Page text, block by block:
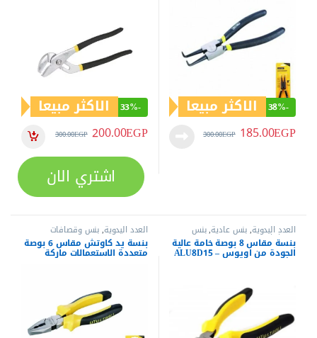
-
38% الاكثر مبيعا
185.00EGP
300.00EGP
-
33% الاكثر مبيعا
200.00EGP
300.00EGP
اشتري الان
العدد اليدوية,بنس عادية,بنس
وقصافات بنسة مقاس 8 بوصة خامة عالية
الجودة من اويوس – ALU8D15
العدد اليدوية,بنس وقصافات
بنسة يد كاوتش مقاس 6 بوصة
متعددة الاستعمالات ماركة